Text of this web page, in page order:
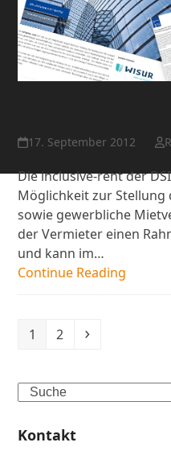
diema
17. September 2012
Die inclusive-rent der
Möglichkeit zur
sowie gewerbliche
der Vermieter einen
und kann im…
Continue Reading
Seite
1 Seite
2 Vorwärts
Search
Kontakt